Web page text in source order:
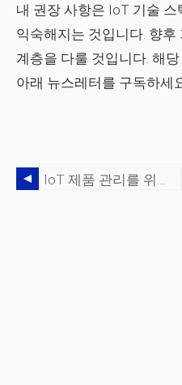
내 권장 사항은 IoT 기술
익숙해지는 것입니다. 향
계층을 다룰 것입니다. 해
아래 뉴스레터를 구독하세